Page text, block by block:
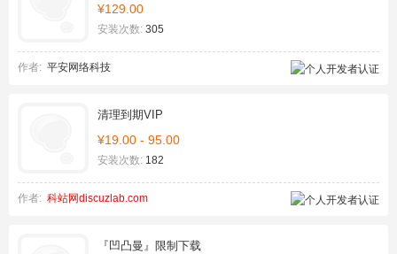
¥129.00
安装次数: 305
作者: 平安网络科技
清理到期VIP
¥19.00 - 95.00
安装次数: 182
作者: 科站网discuzlab.com
『凹凸曼』限制下载